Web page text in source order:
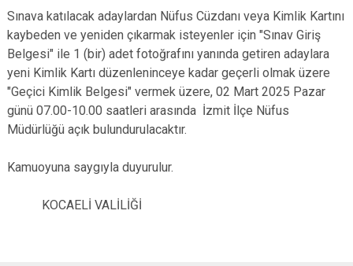
Sınava katılacak adaylardan Nüfus Cüzdanı veya Kimlik Kartını
kaybeden ve yeniden çıkarmak isteyenler için "Sınav Giriş
Belgesi" ile 1 (bir) adet fotoğrafını yanında getiren adaylara
yeni Kimlik Kartı düzenleninceye kadar geçerli olmak üzere
"Geçici Kimlik Belgesi" vermek üzere, 02 Mart 2025 Pazar
günü 07.00-10.00 saatleri arasında İzmit İlçe Nüfus
Müdürlüğü açık bulundurulacaktır.
Kamuoyuna saygıyla duyurulur.
KOCAELİ VALİLİĞİ